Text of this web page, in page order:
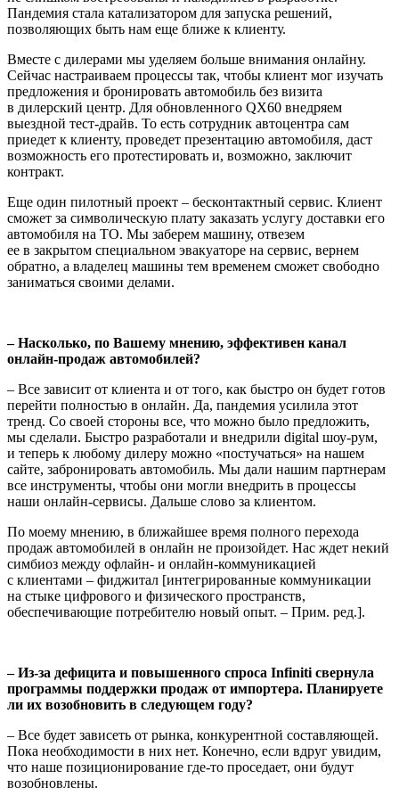
Пандемия стала катализатором для запуска решений,
позволяющих быть нам еще ближе к клиенту.
Вместе с дилерами мы уделяем больше внимания онлайну.
Сейчас настраиваем процессы так, чтобы клиент мог изучать
предложения и бронировать автомобиль без визита
в дилерский центр. Для обновленного QX60 внедряем
выездной тест-драйв. То есть сотрудник автоцентра сам
приедет к клиенту, проведет презентацию автомобиля, даст
возможность его протестировать и, возможно, заключит
контракт.
Еще один пилотный проект – бесконтактный сервис. Клиент
сможет за символическую плату заказать услугу доставки его
автомобиля на ТО. Мы заберем машину, отвезем
ее в закрытом специальном эвакуаторе на сервис, вернем
обратно, а владелец машины тем временем сможет свободно
заниматься своими делами.
– Насколько, по Вашему мнению, эффективен канал
онлайн-продаж автомобилей?
– Все зависит от клиента и от того, как быстро он будет готов
перейти полностью в онлайн. Да, пандемия усилила этот
тренд. Со своей стороны все, что можно было предложить,
мы сделали. Быстро разработали и внедрили digital шоу-рум,
и теперь к любому дилеру можно «постучаться» на нашем
сайте, забронировать автомобиль. Мы дали нашим партнерам
все инструменты, чтобы они могли внедрить в процессы
наши онлайн-сервисы. Дальше слово за клиентом.
По моему мнению, в ближайшее время полного перехода
продаж автомобилей в онлайн не произойдет. Нас ждет некий
симбиоз между офлайн- и онлайн-коммуникацией
с клиентами – фиджитал [интегрированные коммуникации
на стыке цифрового и физического пространств,
обеспечивающие потребителю новый опыт. – Прим. ред.].
– Из-за дефицита и повышенного спроса Infiniti свернула
программы поддержки продаж от импортера. Планируете
ли их возобновить в следующем году?
– Все будет зависеть от рынка, конкурентной составляющей.
Пока необходимости в них нет. Конечно, если вдруг увидим,
что наше позиционирование где-то проседает, они будут
возобновлены.